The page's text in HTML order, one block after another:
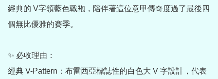
經典的 V字領藍色戰袍，陪伴著這位意甲傳奇度過了最後四
個無比優雅的賽季。
✨ 必收理由：
經典 V-Pattern：布雷西亞標誌性的白色大 V 字設計，代表